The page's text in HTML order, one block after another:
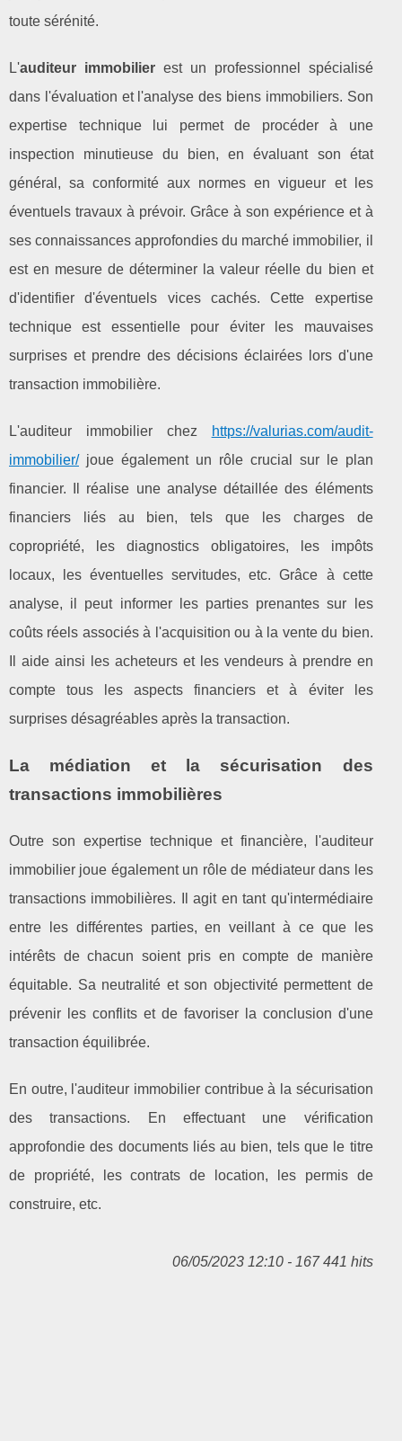
toute sérénité.
L'auditeur immobilierest un professionnel spécialisé
dans l'évaluation et l'analyse des biens immobiliers. Son
expertise technique lui permet de procéder à une
inspection minutieuse du bien, en évaluant son état
général, sa conformité aux normes en vigueur et les
éventuels travaux à prévoir. Grâce à son expérience et à
ses connaissances approfondies du marché immobilier, il
est en mesure de déterminer la valeur réelle du bien et
d'identifier d'éventuels vices cachés. Cette expertise
technique est essentielle pour éviter les mauvaises
surprises et prendre des décisions éclairées lors d'une
transaction immobilière.
L'auditeur immobilier chez
https://valurias.com/audit-
immobilier/joue également un rôle crucial sur le plan
financier. Il réalise une analyse détaillée des éléments
financiers liés au bien, tels que les charges de
copropriété, les diagnostics obligatoires, les impôts
locaux, les éventuelles servitudes, etc. Grâce à cette
analyse, il peut informer les parties prenantes sur les
coûts réels associés à l'acquisition ou à la vente du bien.
Il aide ainsi les acheteurs et les vendeurs à prendre en
compte tous les aspects financiers et à éviter les
surprises désagréables après la transaction.
La médiation et la sécurisation des
transactions immobilières
Outre son expertise technique et financière, l'auditeur
immobilier joue également un rôle de médiateur dans les
transactions immobilières. Il agit en tant qu'intermédiaire
entre les différentes parties, en veillant à ce que les
intérêts de chacun soient pris en compte de manière
équitable. Sa neutralité et son objectivité permettent de
prévenir les conflits et de favoriser la conclusion d'une
transaction équilibrée.
En outre, l'auditeur immobilier contribue à la sécurisation
des transactions. En effectuant une vérification
approfondie des documents liés au bien, tels que le titre
de propriété, les contrats de location, les permis de
construire, etc.
06/05/2023 12:10 - 167 441 hits